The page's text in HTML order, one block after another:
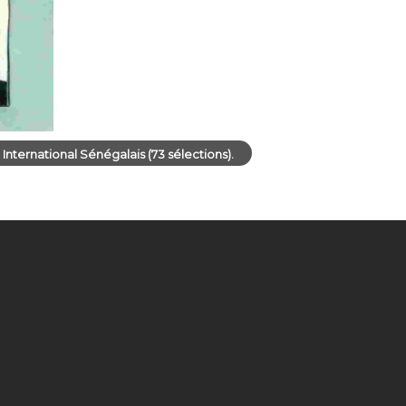
International Sénégalais (73 sélections).